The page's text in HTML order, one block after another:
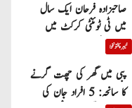
صاحبزادہ فرحان ایک سال
میں ٹی ٹوئنٹی کرکٹ میں
100 چھکے لگانے والے پہلے
پاکستانی بیٹر بن گئے
خیبر پختونخوا
پبی میں گھر کی چھت گرنے
کا سانحہ: 5 افراد جان کی